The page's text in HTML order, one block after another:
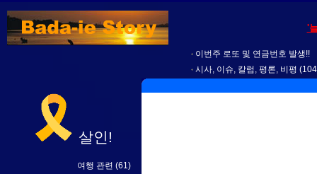
'
이번주 로또 및 연금번호 발생!!
시사, 이슈, 칼럼, 평론, 비평
살인!
여행 관련 (61)